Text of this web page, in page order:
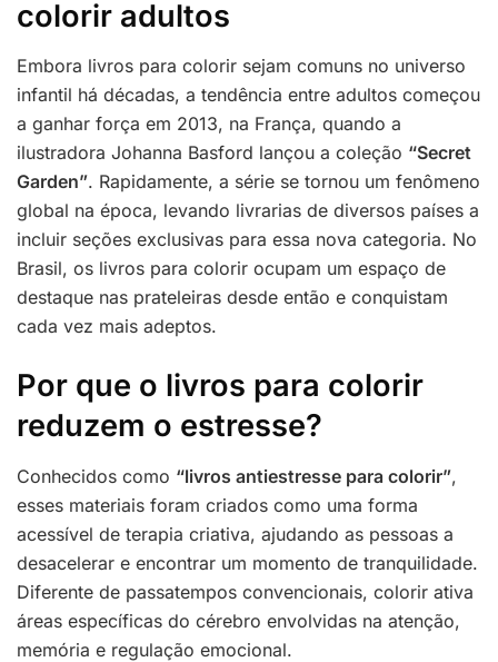
colorir adultos
Embora livros para colorir sejam comuns no universo
infantil há décadas, a tendência entre adultos começou
a ganhar força em 2013, na França, quando a
ilustradora Johanna Basford lançou a coleção “Secret
Garden”. Rapidamente, a série se tornou um fenômeno
global na época, levando livrarias de diversos países a
incluir seções exclusivas para essa nova categoria. No
Brasil, os livros para colorir ocupam um espaço de
destaque nas prateleiras desde então e conquistam
cada vez mais adeptos.
Por que o livros para colorir
reduzem o estresse?
Conhecidos como “livros antiestresse para colorir”,
esses materiais foram criados como uma forma
acessível de terapia criativa, ajudando as pessoas a
desacelerar e encontrar um momento de tranquilidade.
Diferente de passatempos convencionais, colorir ativa
áreas específicas do cérebro envolvidas na atenção,
memória e regulação emocional.